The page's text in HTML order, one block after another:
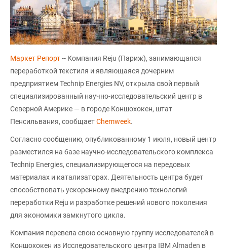
Маркет Репорт-- Компания Reju (Париж), занимающаяся
переработкой текстиля и являющаяся дочерним
предприятием Technip Energies NV, открыла свой первый
специализированный научно-исследовательский центр в
Северной Америке — в городе Коншохокен, штат
Пенсильвания, сообщаетChemweek.
Согласно сообщению, опубликованному 1 июля, новый центр
разместился на базе научно-исследовательского комплекса
Technip Energies, специализирующегося на передовых
материалах и катализаторах. Деятельность центра будет
способствовать ускоренному внедрению технологий
переработки Reju и разработке решений нового поколения
для экономики замкнутого цикла.
Компания перевела свою основную группу исследователей в
Коншохокен из Исследовательского центра IBM Almaden в